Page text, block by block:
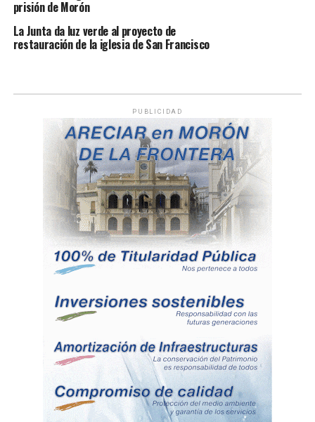
prisión de Morón
La Junta da luz verde al proyecto de
restauración de la iglesia de San Francisco
PUBLICIDAD